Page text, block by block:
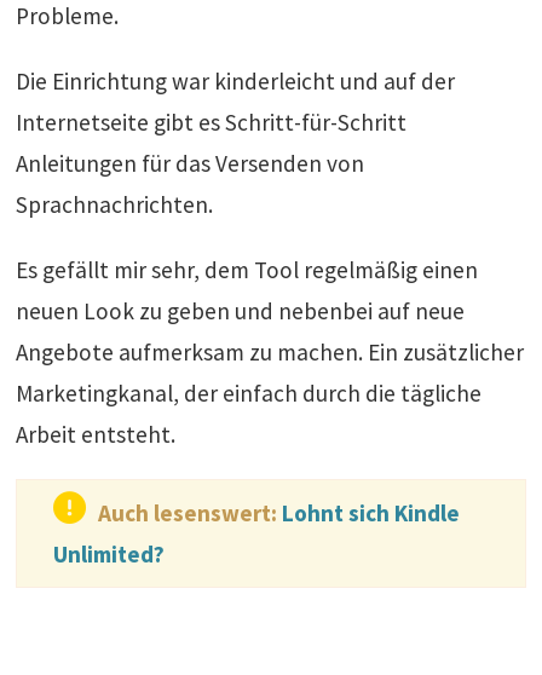
Probleme.
Die Einrichtung war kinderleicht und auf der
Internetseite gibt es Schritt-für-Schritt
Anleitungen für das Versenden von
Sprachnachrichten.
Es gefällt mir sehr, dem Tool regelmäßig einen
neuen Look zu geben und nebenbei auf neue
Angebote aufmerksam zu machen. Ein zusätzlicher
Marketingkanal, der einfach durch die tägliche
Arbeit entsteht.
Auch lesenswert: Lohnt sich Kindle
Unlimited?